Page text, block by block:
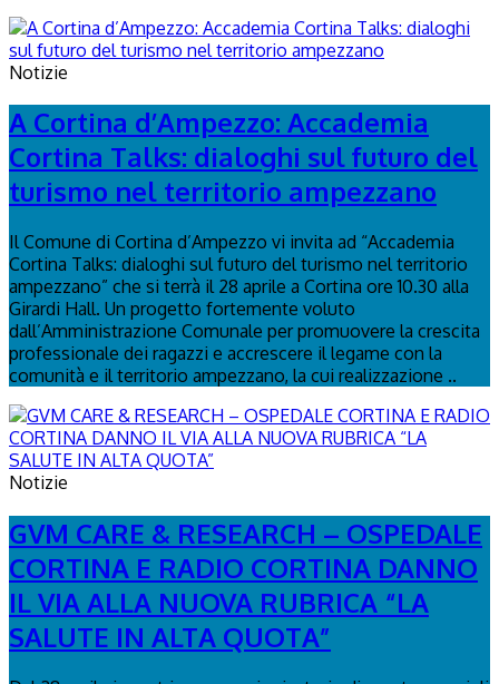
Notizie
A Cortina d’Ampezzo: Accademia
Cortina Talks: dialoghi sul futuro del
turismo nel territorio ampezzano
Il Comune di Cortina d’Ampezzo vi invita ad “Accademia
Cortina Talks: dialoghi sul futuro del turismo nel territorio
ampezzano” che si terrà il 28 aprile a Cortina ore 10.30 alla
Girardi Hall. Un progetto fortemente voluto
dall’Amministrazione Comunale per promuovere la crescita
professionale dei ragazzi e accrescere il legame con la
comunità e il territorio ampezzano, la cui realizzazione ..
Notizie
GVM CARE & RESEARCH – OSPEDALE
CORTINA E RADIO CORTINA DANNO
IL VIA ALLA NUOVA RUBRICA “LA
SALUTE IN ALTA QUOTA”